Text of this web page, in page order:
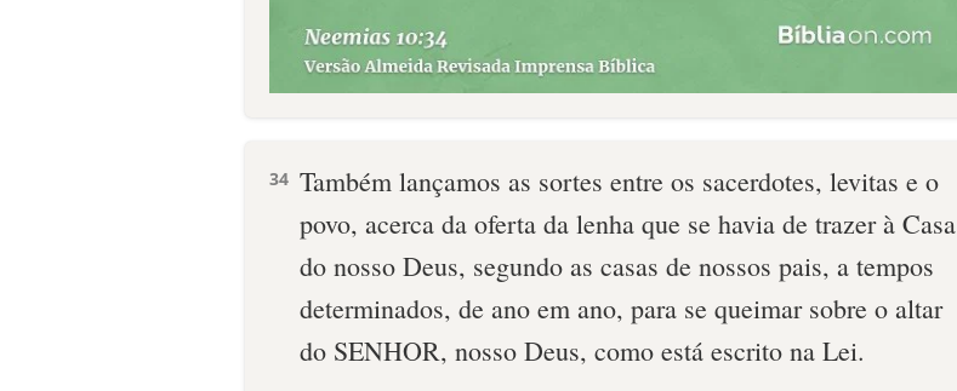
34 Também lançamos as sortes entre os sacerdotes, levitas e o
povo, acerca da oferta da lenha que se havia de trazer à Casa
do nosso Deus, segundo as casas de nossos pais, a tempos
determinados, de ano em ano, para se queimar sobre o altar
do SENHOR, nosso Deus, como está escrito na Lei.